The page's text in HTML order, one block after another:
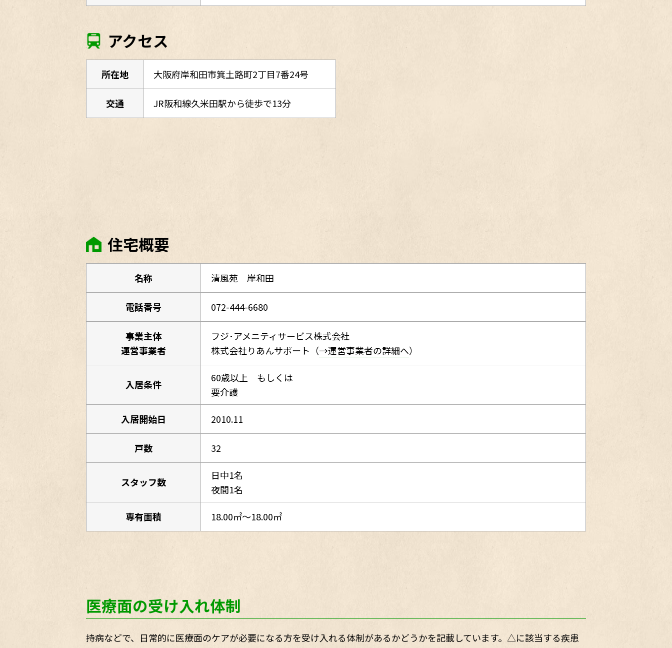
アクセス
所在地 大阪府岸和田市箕土路町2丁目7番24号
交通 JR阪和線久米田駅から徒歩で13分
住宅概要
名称 清風苑 岸和田
電話番号 072-444-6680
事業主体
運営事業者
フジ･アメニティサービス株式会社
株式会社りあんサポート（→運営事業者の詳細へ）
入居条件
60歳以上 もしくは
要介護
入居開始日 2010.11
戸数 32
スタッフ数
日中1名
夜間1名
専有面積 18.00㎡～18.00㎡
医療面の受け入れ体制
持病などで、日常的に医療面のケアが必要になる方を受け入れる体制があるかどうかを記載しています。△に該当する疾患